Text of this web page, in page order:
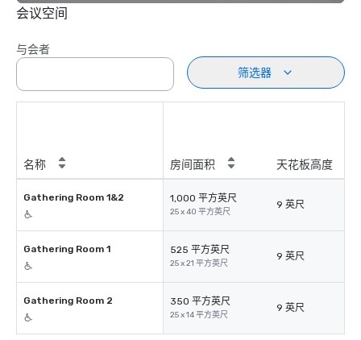
会议空间
与会者
筛选器
名称 房间面积 天花板高度
Gathering Room 1&2 1,000 平方英尺
25 x 40 平方英尺
9 英尺
Gathering Room 1 525 平方英尺
25 x 21 平方英尺
9 英尺
Gathering Room 2 350 平方英尺
25 x 14 平方英尺
9 英尺